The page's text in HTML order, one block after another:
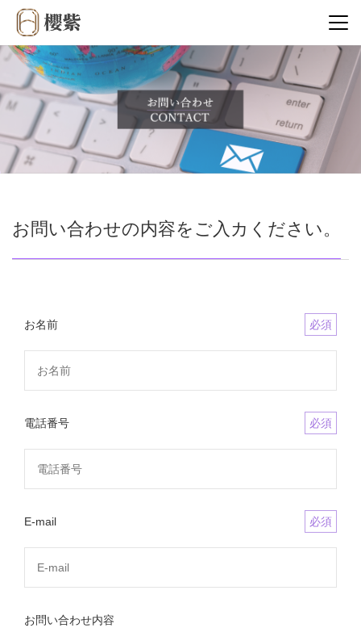
お問い合わせの内容をご入カください。
お名前 必須
電話番号 必須
E-mail 必須
お問い合わせ内容